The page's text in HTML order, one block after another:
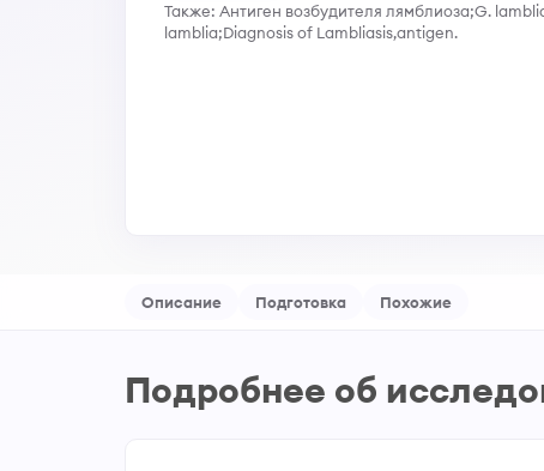
Также: Антиген возбудителя лямблиоза;G.
lamblia;Diagnosis of Lambliasis,antigen.
Описание Подготовка Похожие
Подробнее об